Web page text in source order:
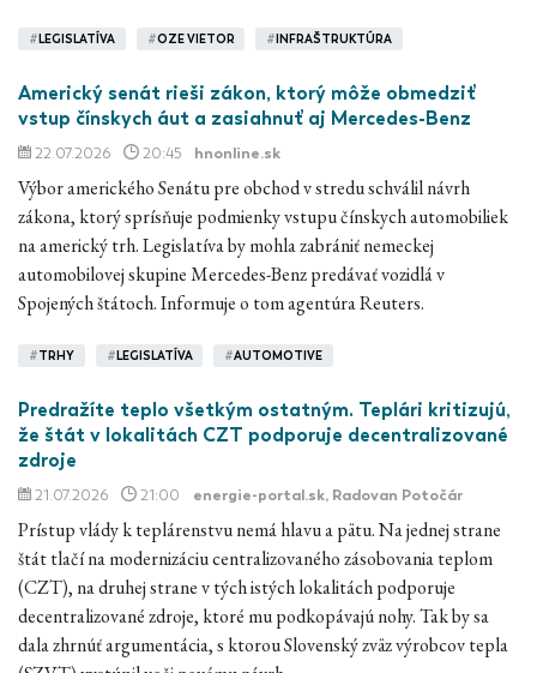
# LEGISLATÍVA #OZE VIETOR # INFRAŠTRUKTÚRA
Americký senát rieši zákon, ktorý môže obmedziť
vstup čínskych áut a zasiahnuť aj Mercedes-Benz
22.07.2026 20:45 hnonline.sk
Výbor amerického Senátu pre obchod v stredu schválil návrh
zákona, ktorý sprísňuje podmienky vstupu čínskych automobiliek
na americký trh. Legislatíva by mohla zabrániť nemeckej
automobilovej skupine Mercedes-Benz predávať vozidlá v
Spojených štátoch. Informuje o tom agentúra Reuters.
#TRHY # LEGISLATÍVA #AUTOMOTIVE
Predražíte teplo všetkým ostatným. Teplári kritizujú,
že štát v lokalitách CZT podporuje decentralizované
zdroje
21.07.2026 21:00 energie-portal.sk, Radovan Potočár
Prístup vlády k teplárenstvu nemá hlavu a pätu. Na jednej strane
štát tlačí na modernizáciu centralizovaného zásobovania teplom
(CZT), na druhej strane v tých istých lokalitách podporuje
decentralizované zdroje, ktoré mu podkopávajú nohy. Tak by sa
dala zhrnúť argumentácia, s ktorou Slovenský zväz výrobcov tepla